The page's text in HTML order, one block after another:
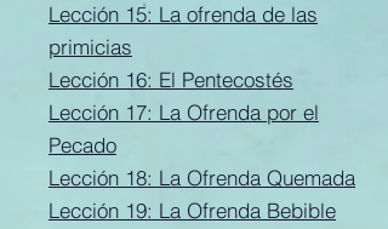
Lección 15: La ofrenda de las
primicias
Lección 16: El Pentecostés
Lección 17: La Ofrenda por el
Pecado
Lección 18: La Ofrenda Quemada
​Lección 19: La Ofrenda Bebible